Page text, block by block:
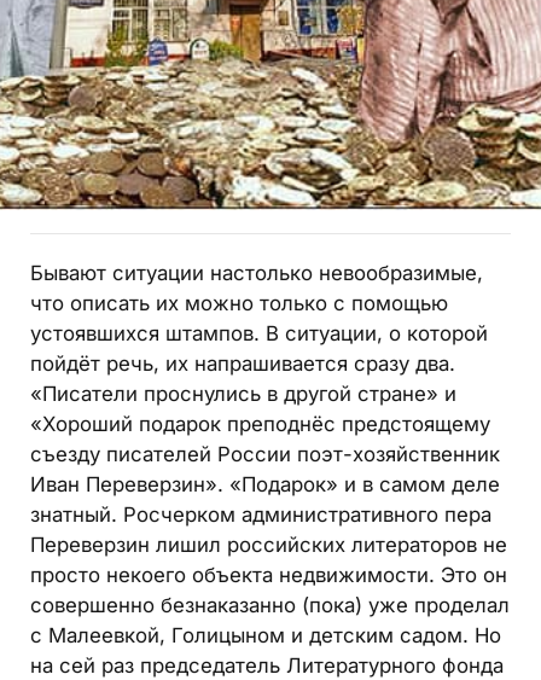
Бывают ситуации настолько невообразимые,
что описать их можно только с помощью
устоявшихся штампов. В ситуации, о которой
пойдёт речь, их напрашивается сразу два.
«Писатели проснулись в другой стране» и
«Хороший подарок преподнёс предстоящему
съезду писателей России поэт-хозяйственник
Иван Переверзин». «Подарок» и в самом деле
знатный. Росчерком административного пера
Переверзин лишил российских литераторов не
просто некоего объекта недвижимости. Это он
совершенно безнаказанно (пока) уже проделал
с Малеевкой, Голицыном и детским садом. Но
на сей раз председатель Литературного фонда